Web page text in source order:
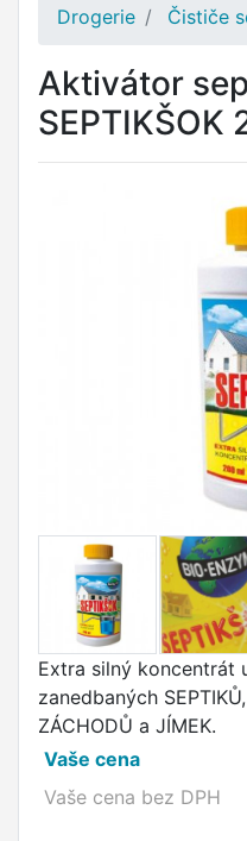
Drogerie Čističe
Aktivátor
SEPTIKŠOK
Extra silný koncentrát
zanedbaných
ZÁCHODŮ a JÍMEK.
Vaše cena
Vaše cena bez DPH